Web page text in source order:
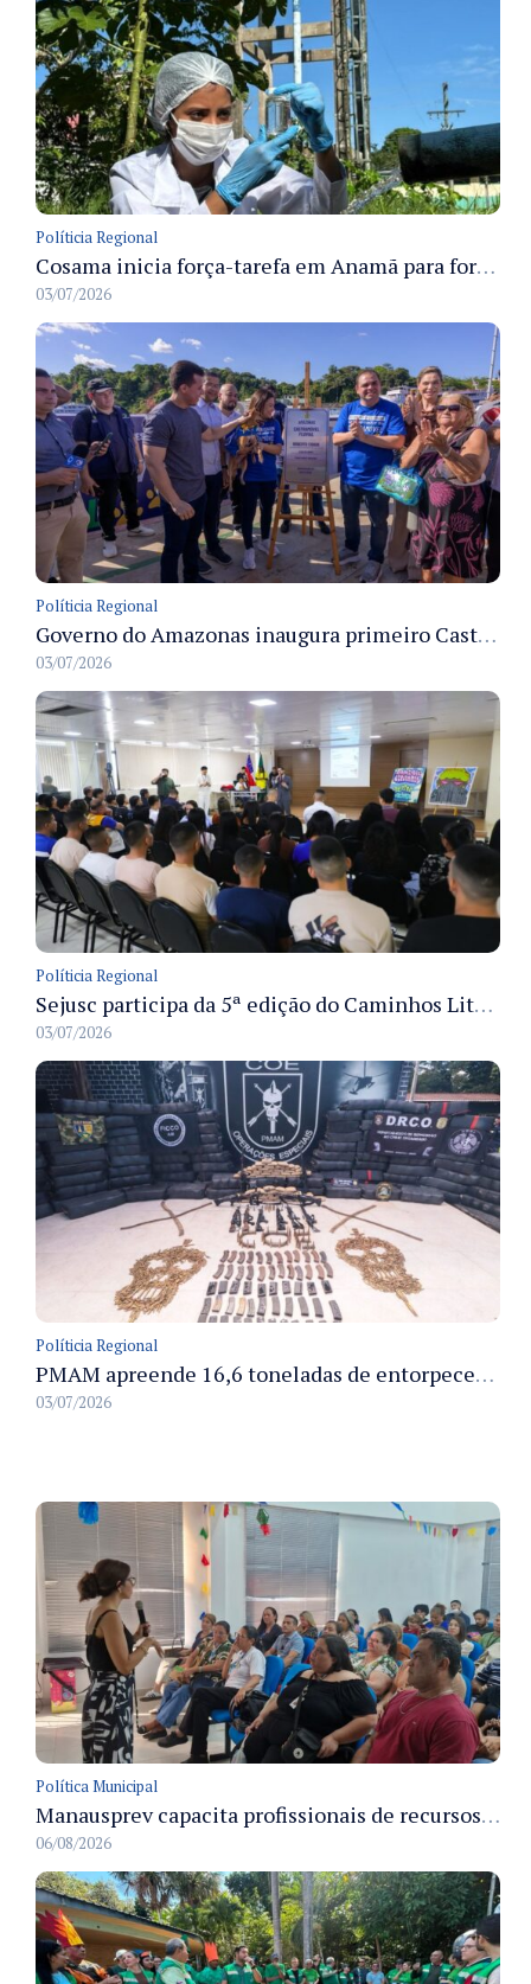
Políticia Regional
Cosama inicia força-tarefa em Anamã para fortalecer abastecimento de água e segurança hídrica da população
03/07/2026
Políticia Regional
Governo do Amazonas inaugura primeiro Castramóvel Fluvial para atendimento veterinário às comunidades ribeirinhas e castração gratuita
03/07/2026
Políticia Regional
Sejusc participa da 5ª edição do Caminhos Literários com foco na cultura hip-hop nas unidades socioeducativas
03/07/2026
Políticia Regional
PMAM apreende 16,6 toneladas de entorpecentes e registra aumento nas prisões em flagrante e nas capturas de foragidos no primeiro semestre de 2026
03/07/2026
Política Municipal
Manausprev capacita profissionais de recursos humanos para agilizar concessão de aposentadorias no município
06/08/2026